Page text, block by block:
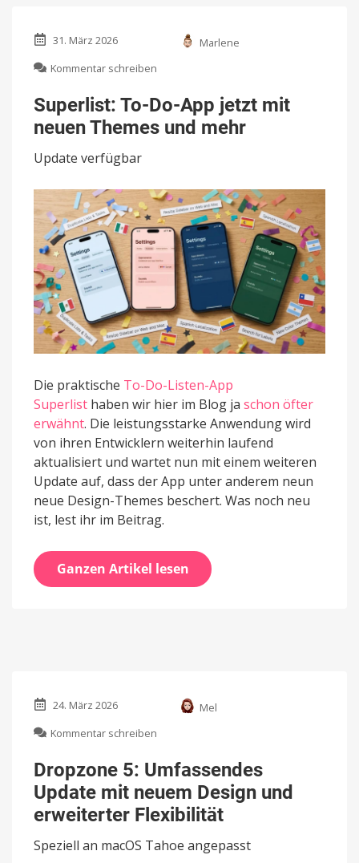
31. März 2026
Marlene
Kommentar schreiben
To-
Do-
App
Themes
und
mehr
Superlist: To-Do-App jetzt mit
neuen Themes und mehr
Update verfügbar
Die praktische To-Do-Listen-App
Superlist haben wir hier im Blog ja schon öfter
erwähnt. Die leistungsstarke Anwendung wird
von ihren Entwicklern weiterhin laufend
aktualisiert und wartet nun mit einem weiteren
Update auf, dass der App unter anderem neun
neue Design-Themes beschert. Was noch neu
ist, lest ihr im Beitrag.
Ganzen Artikel lesen
24. März 2026
Mel
Kommentar schreiben
5:
Umfassendes
Update
mit
neuem
Design
und
Dropzone 5: Umfassendes
Update mit neuem Design und
erweiterter Flexibilität
Speziell an macOS Tahoe angepasst